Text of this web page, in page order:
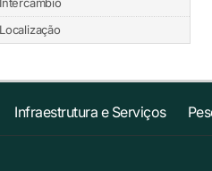
Localização
Infraestrutura e Serviços